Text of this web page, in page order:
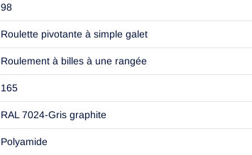
98
Roulette pivotante à simple galet
Roulement à billes à une rangée
165
RAL 7024-Gris graphite
Polyamide